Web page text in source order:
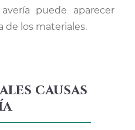
puede aparecer
los materiales.
causas